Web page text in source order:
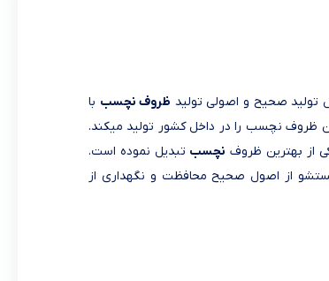
ظروف نچسب با
ظروف نچسب را در داخل کشور تولید میکند.
از بهترین ظروف نچسب تبدیل نموده است.
شستشو از اصول صحیح محافظت و نگهداری از